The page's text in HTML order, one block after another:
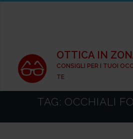
OTTICA IN
CONSIGLI PER I TUOI
TE
TAG: OCCHIALI